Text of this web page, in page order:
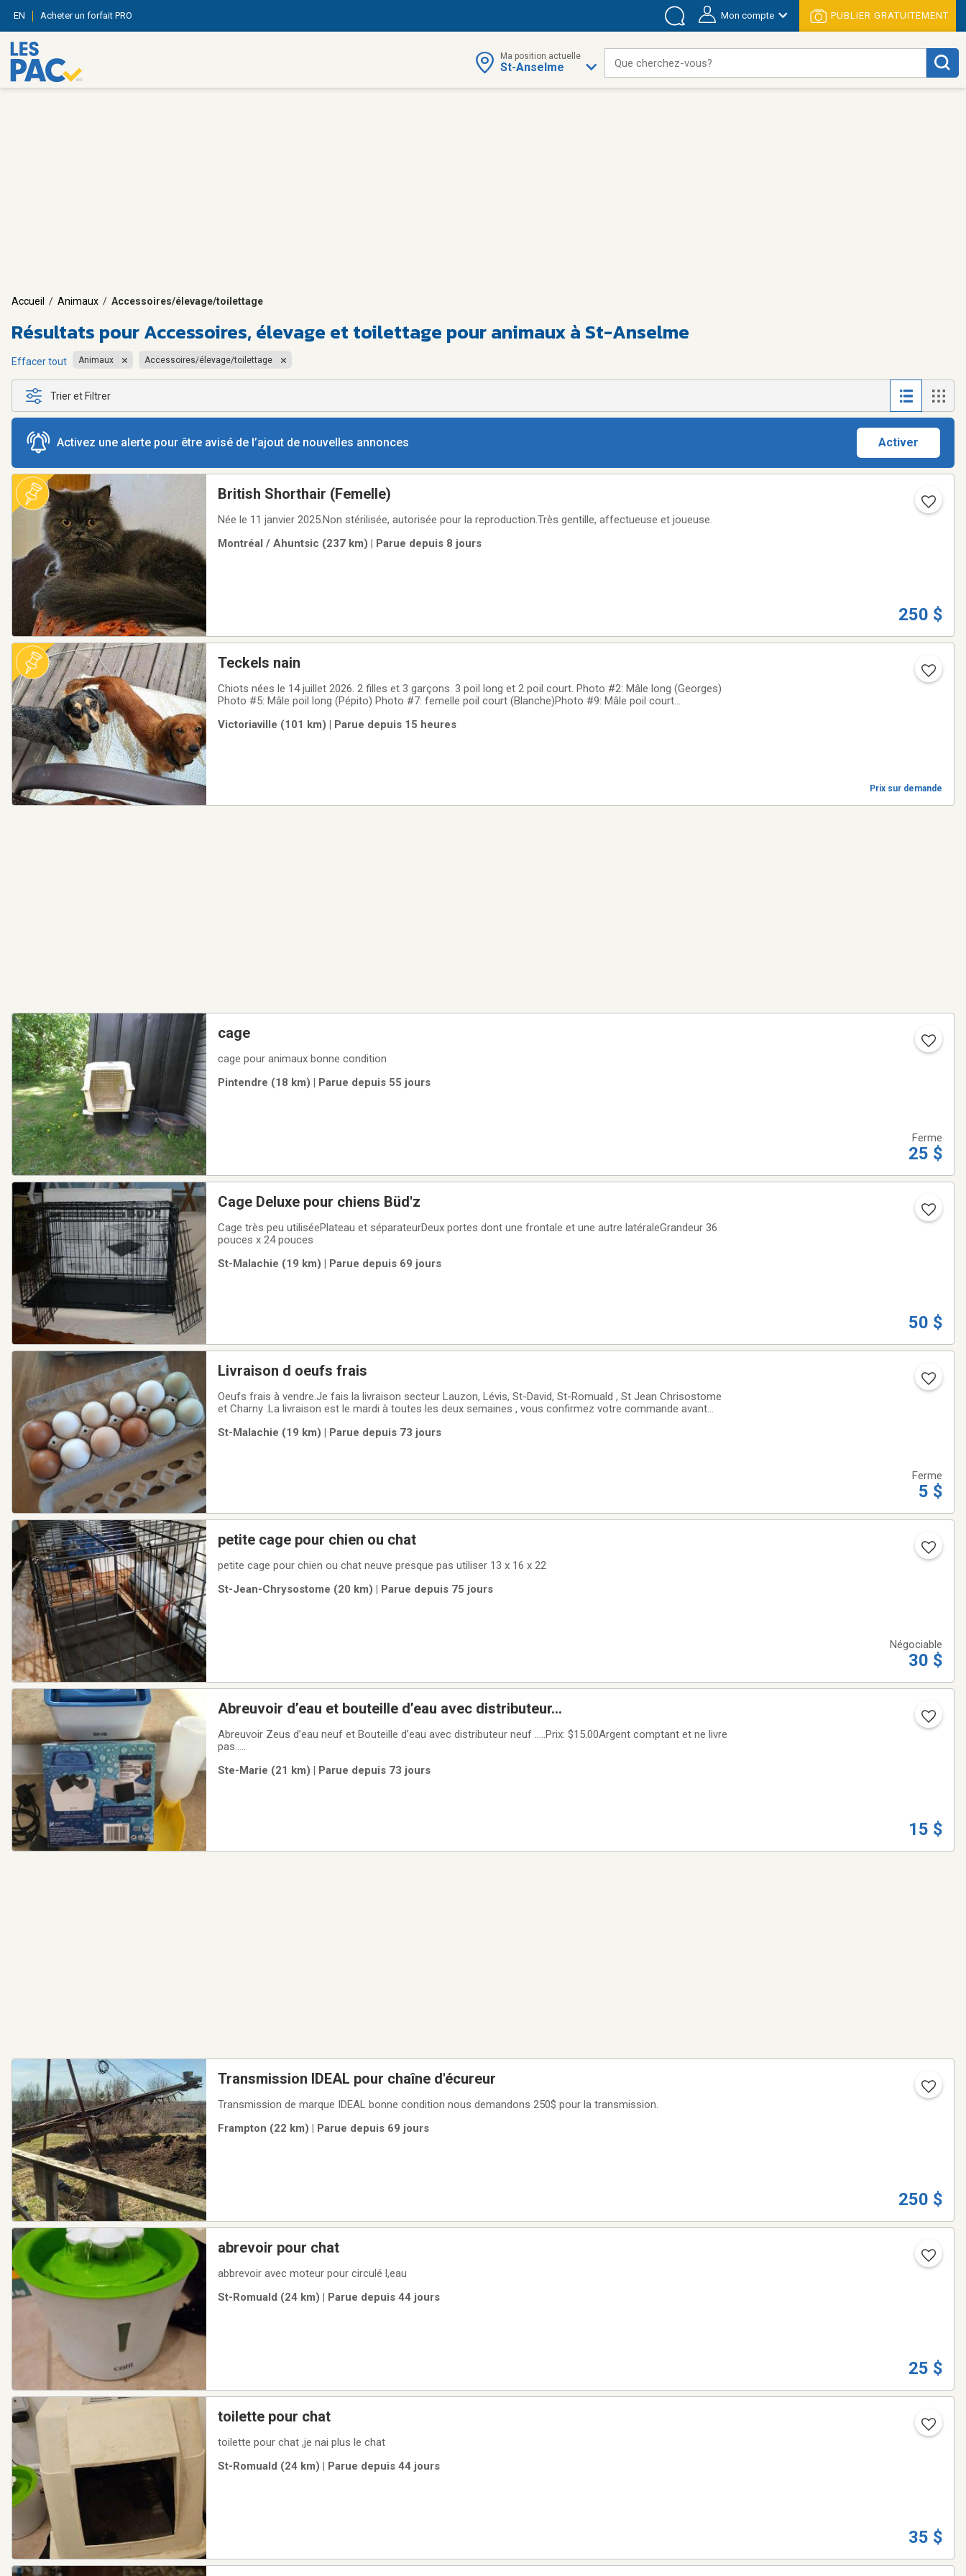
EN Acheter un forfait PRO Mon compte PUBLIER GRATUITEMENT
Ma position actuelle
St-Anselme Que cherchez-vous?
Accueil / Animaux / Accessoires/élevage/toilettage
Résultats pourAccessoires, élevage et toilettage pour animaux à St-Anselme
Effacer tout Animaux Accessoires/élevage/toilettage
Trier et Filtrer
Activez une alerte pour être avisé de l’ajout de nouvelles annonces Activer
British Shorthair (Femelle)
Née le 11 janvier 2025.Non stérilisée, autorisée pour la reproduction.Très gentille, affectueuse et joueuse.
Montréal / Ahuntsic (237 km) | Parue depuis 8 jours
250 $
Teckels nain
Chiots nées le 14 juillet 2026. 2 filles et 3 garçons. 3 poil long et 2 poil court. Photo #2: Mâle long (Georges)
Photo #5: Mâle poil long (Pépito) Photo #7: femelle poil court (Blanche)Photo #9: Mâle poil court
famille. Ils seront vaccinés
Victoriaville (101 km) | Parue depuis 15 heures
Prix sur demande
cage
cage pour animaux bonne condition
Pintendre (18 km) | Parue depuis 55 jours
Ferme
25 $
Cage Deluxe pour chiens Büd'z
Cage très peu utiliséePlateau et séparateurDeux portes dont une frontale et une autre latéraleGrandeur 36
pouces x 24 pouces
St-Malachie (19 km) | Parue depuis 69 jours
50 $
Livraison d oeufs frais
Oeufs frais à vendre.Je fais la livraison secteur Lauzon, Lévis, St-David, St-Romuald , St Jean Chrisostome
et Charny .La livraison est le mardi à toutes les deux semaines , vous confirmez votre commande avant
passée par virement interac.Commande
St-Malachie (19 km) | Parue depuis 73 jours
Ferme
5 $
petite cage pour chien ou chat
petite cage pour chien ou chat neuve presque pas utiliser 13 x 16 x 22
St-Jean-Chrysostome (20 km) | Parue depuis 75 jours
Négociable
30 $
Abreuvoir d’eau et bouteille d’eau avec distributeur…
Abreuvoir Zeus d’eau neuf et Bouteille d’eau avec distributeur neuf …..Prix: $15.00Argent comptant et ne livre
pas…..
Ste-Marie (21 km) | Parue depuis 73 jours
15 $
Transmission IDEAL pour chaîne d'écureur
Transmission de marque IDEAL bonne condition nous demandons 250$ pour la transmission.
Frampton (22 km) | Parue depuis 69 jours
250 $
abrevoir pour chat
abbrevoir avec moteur pour circulé l,eau
St-Romuald (24 km) | Parue depuis 44 jours
25 $
toilette pour chat
toilette pour chat ,je nai plus le chat
St-Romuald (24 km) | Parue depuis 44 jours
35 $